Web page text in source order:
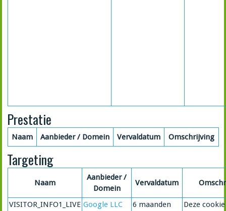
Prestatie
Naam Aanbieder / Domein Vervaldatum Omschrijving
Targeting
Naam
Aanbieder /
Domein
Vervaldatum
VISITOR_INFO1_LIVE Google LLC
6 maanden
Deze